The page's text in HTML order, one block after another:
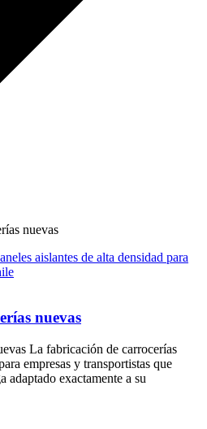
nuevas
nuevas
La fabricación de carrocerías
empresas y transportistas que
adaptado exactamente a su